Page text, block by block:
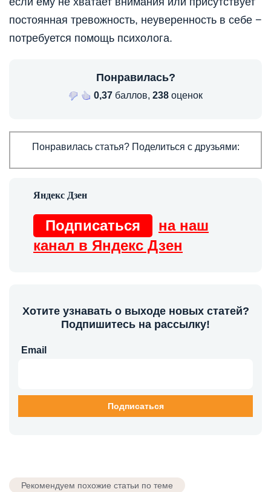
постоянная тревожность, неуверенность в себе −
потребуется помощь психолога.
Понравилась?
0,37 баллов, 238 оценок
Понравилась статья? Поделиться с друзьями:
Подписаться
на наш
канал в Яндекс Дзен
Хотите узнавать о выходе новых статей?
Подпишитесь на рассылку!
Email
Рекомендуем похожие статьи по теме